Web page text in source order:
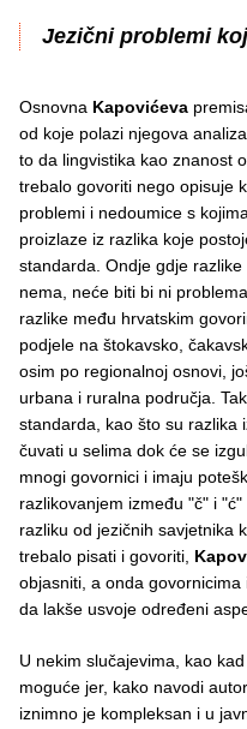
Jezični problemi
Osnovna Kapovićeva
od koje polazi njegova
to da lingvistika kao znanost
trebalo govoriti nego opisuje
problemi i nedoumice s
proizlaze iz razlika koje
standarda. Ondje gdje
nema, neće biti bi ni
razlike među hrvatskim
podjele na štokavsko,
osim po regionalnoj osnovi,
urbana i ruralna područja.
standarda, kao što su razlika
čuvati u selima dok će se
mnogi govornici i imaju
razlikovanjem između "č" i
razliku od jezičnih savjetnika
trebalo pisati i govoriti,
objasniti, a onda
da lakše usvoje određeni
U nekim slučajevima, kao
moguće jer, kako navodi
iznimno je kompleksan i u